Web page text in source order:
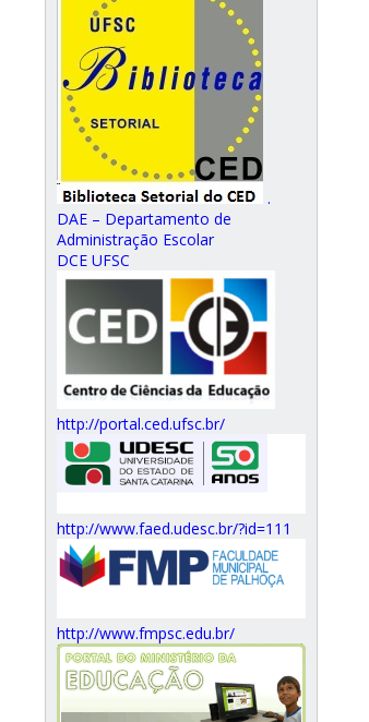
.
DAE – Departamento de
Administração Escolar
DCE UFSC
http://portal.ced.ufsc.br/
http://www.faed.udesc.br/?id=111
http://www.fmpsc.edu.br/